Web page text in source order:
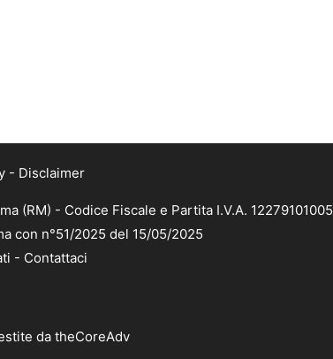
- Disclaimer
(RM) - Codice Fiscale e Partita I.V.A. 12279101005
con n°51/2025 del 15/05/2025
- Contattaci
da theCoreAdv